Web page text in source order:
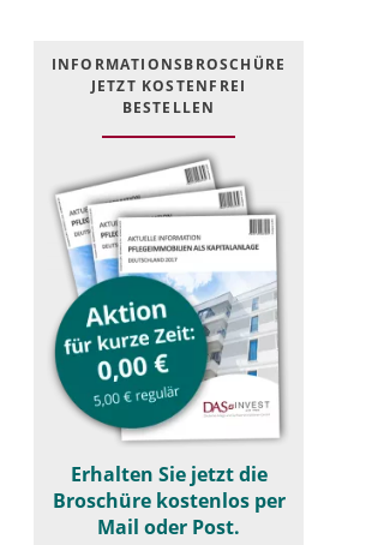
INFOR­MATIONS­BROSCHÜRE
JETZT KOSTEN­FREI
BESTELLEN
Erhalten Sie jetzt die
Broschüre kostenlos per
Mail oder Post.